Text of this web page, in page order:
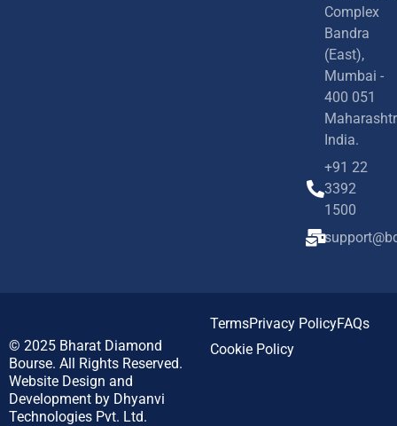
Complex
Bandra
(East),
Mumbai -
400 051
India.
+91 22
3392
1500
© 2025 Bharat Diamond
Bourse. All Rights Reserved.
Website Design and
Development by Dhyanvi
Technologies Pvt. Ltd.
TermsPrivacy PolicyFAQs
Cookie Policy